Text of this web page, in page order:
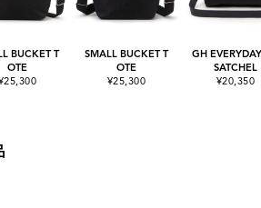
BUCKET T
OTE
SMALL BUCKET T
OTE
¥25,300
GH
SATCHEL
¥20,350